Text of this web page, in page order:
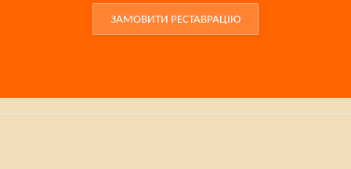
ЗАМОВИТИ РЕСТАВРАЦІЮ